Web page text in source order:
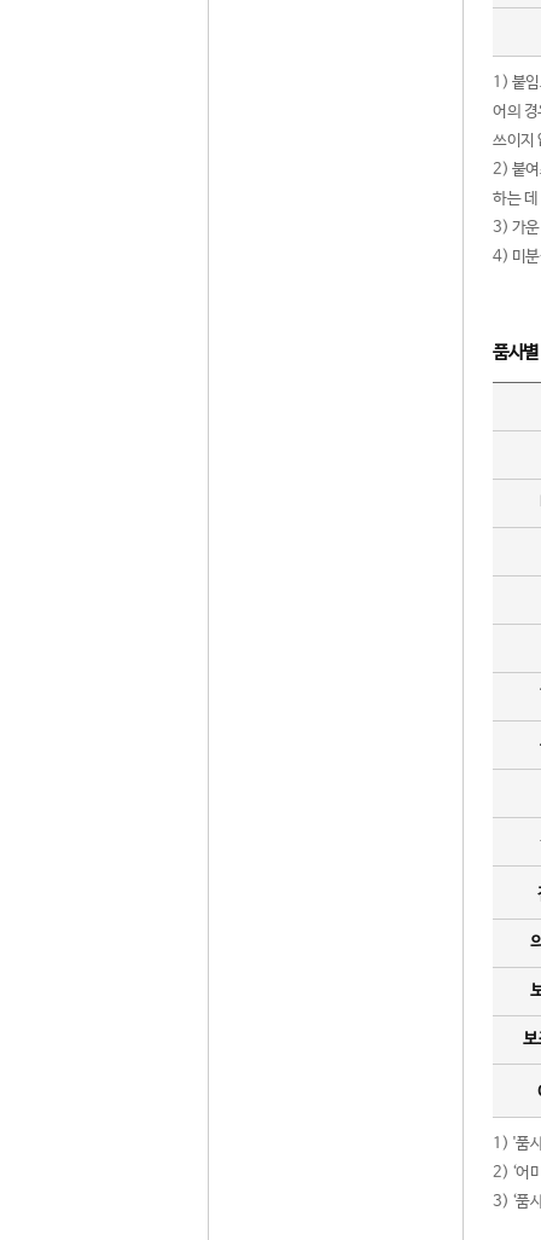
1) 붙
어의
쓰이지
2) 붙여
하는
3) 가운
4) 미분
품사
보
1) '품
2) ‘어
3) ‘품